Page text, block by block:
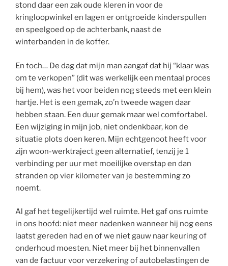
stond daar een zak oude kleren in voor de
kringloopwinkel en lagen er ontgroeide kinderspullen
en speelgoed op de achterbank, naast de
winterbanden in de koffer.
En toch… De dag dat mijn man aangaf dat hij “klaar was
om te verkopen” (dit was werkelijk een mentaal proces
bij hem), was het voor beiden nog steeds met een klein
hartje. Het is een gemak, zo’n tweede wagen daar
hebben staan. Een duur gemak maar wel comfortabel.
Een wijziging in mijn job, niet ondenkbaar, kon de
situatie plots doen keren. Mijn echtgenoot heeft voor
zijn woon-werktraject geen alternatief, tenzij je 1
verbinding per uur met moeilijke overstap en dan
stranden op vier kilometer van je bestemming zo
noemt.
Al gaf het tegelijkertijd wel ruimte. Het gaf ons ruimte
in ons hoofd: niet meer nadenken wanneer hij nog eens
laatst gereden had en of we niet gauw naar keuring of
onderhoud moesten. Niet meer bij het binnenvallen
van de factuur voor verzekering of autobelastingen de